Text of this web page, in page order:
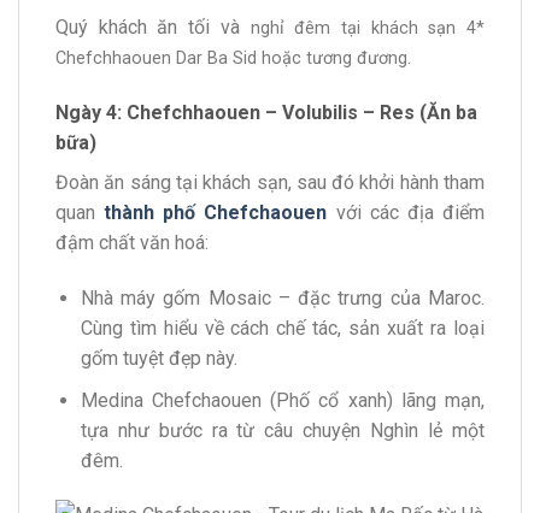
Quý khách ăn tối vànghỉ đêm tại khách sạn 4*
Chefchhaouen Dar Ba Sid hoặc tương đương.
Ngày 4: Chefchhaouen – Volubilis – Res (Ăn ba
bữa)
Đoàn ăn sáng tại khách sạn, sau đó khởi hành tham
quanthành phố Chefchaouen với các địa điểm
đậm chất văn hoá:
Nhà máy gốm Mosaic – đặc trưng của Maroc.
Cùng tìm hiểu về cách chế tác, sản xuất ra loại
gốm tuyệt đẹp này.
Medina Chefchaouen (Phố cổ xanh) lãng mạn,
tựa như bước ra từ câu chuyện Nghìn lẻ một
đêm.